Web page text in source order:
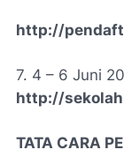
http://
7. 4 – 6 Juni
http://
TATA CARA